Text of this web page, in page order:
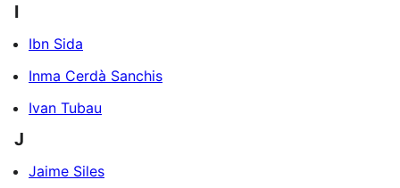
I
Ibn Sida
Inma Cerdà Sanchis
Ivan Tubau
J
Jaime Siles